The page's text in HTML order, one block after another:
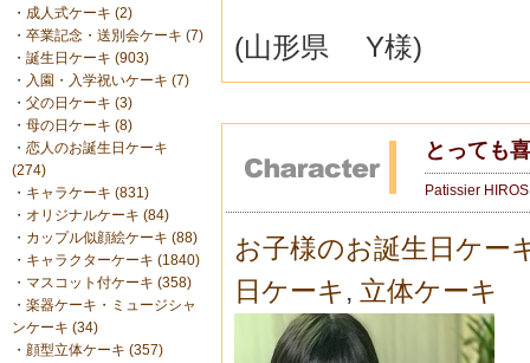
・ 成人式ケーキ (2)
・ 卒業記念・送別会ケーキ (7)
・ 誕生日ケーキ (903)
・ 入園・入学祝いケーキ (7)
・ 父の日ケーキ (3)
・ 母の日ケーキ (8)
・ 恋人のお誕生日ケーキ
(274)
・ キャラケーキ (831)
・ オリジナルケーキ (84)
・ カップル似顔絵ケーキ (88)
・ キャラクターケーキ (1840)
・ マスコット付ケーキ (358)
・ 楽器ケーキ・ミュージシャ
ンケーキ (34)
・ 顔型立体ケーキ (357)
(山形県 Y様)
とっても
Patissier
お子様のお誕生日ケー
日ケーキ , 立体ケーキ